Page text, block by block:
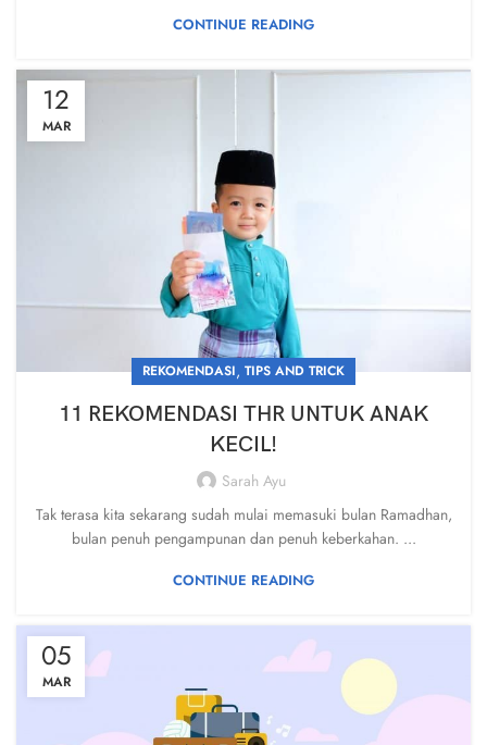
CONTINUE READING
12
MAR
REKOMENDASI, TIPS AND TRICK
11 REKOMENDASI THR UNTUK ANAK
KECIL!
Sarah Ayu
Tak terasa kita sekarang sudah mulai memasuki bulan Ramadhan,
bulan penuh pengampunan dan penuh keberkahan. ...
CONTINUE READING
05
MAR